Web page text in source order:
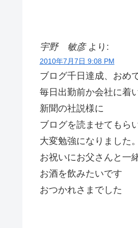
宇野 敏彦 より:
2010年7月7日 9:08 PM
ブログ千日達成、おめ
毎日出勤前か会社に着
新聞の社説様に
ブログを読ませてもら
大変勉強になりました。
お祝いにお父さんと一
お酒を飲みたいです
おつかれさまでした